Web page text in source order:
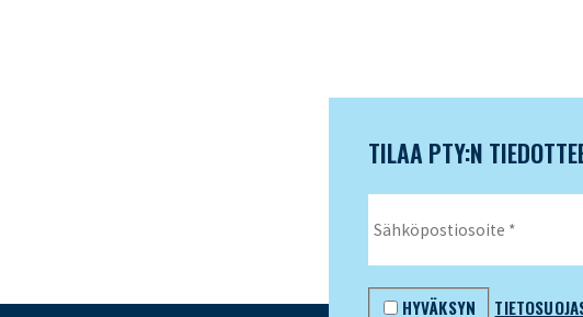
TILAA PTY:N
HYVÄKSYN